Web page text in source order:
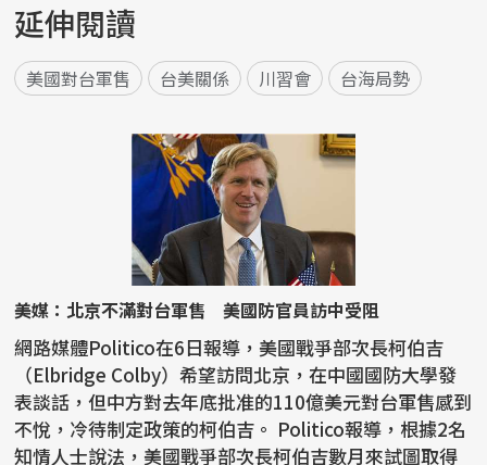
延伸閱讀
美國對台軍售 台美關係 川習會 台海局勢
美媒：北京不滿對台軍售 美國防官員訪中受阻
網路媒體Politico在6日報導，美國戰爭部次長柯伯吉
（Elbridge Colby）希望訪問北京，在中國國防大學發
表談話，但中方對去年底批准的110億美元對台軍售感到
不悅，冷待制定政策的柯伯吉。 Politico報導，根據2名
知情人士說法，美國戰爭部次長柯伯吉數月來試圖取得